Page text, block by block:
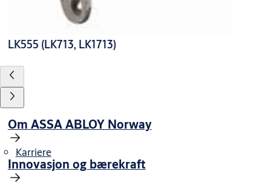
LK555 (LK713, LK1713)
Om ASSA ABLOY Norway
Karriere
Innovasjon og bærekraft